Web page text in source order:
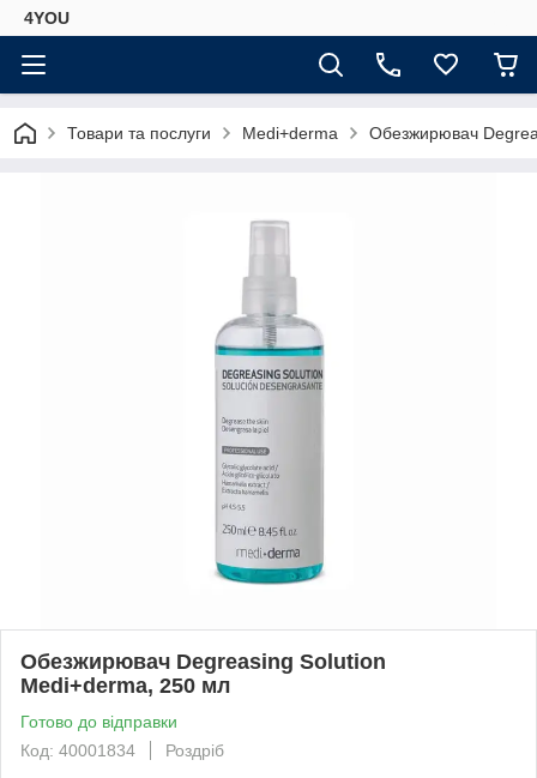
4YOU
Товари та послуги Medi+derma Обезжирювач
Обезжирювач Degreasing Solution
Medi+derma, 250 мл
Готово до відправки
Код: 40001834
Роздріб